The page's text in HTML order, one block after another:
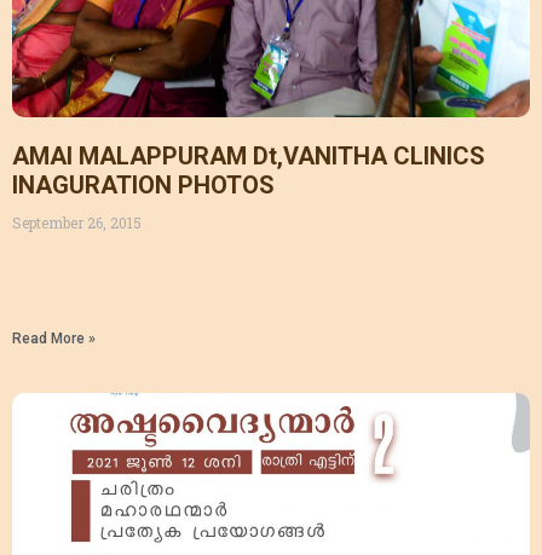
AMAI MALAPPURAM Dt,VANITHA CLINICS
INAGURATION PHOTOS
September 26, 2015
Read More »